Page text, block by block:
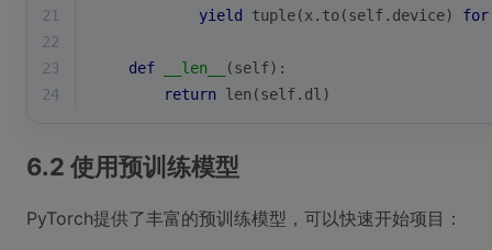
21
yield tuple(x.to(self.device) for
22
23
def __len__ (self):
24
return len (self.dl)
6.2 使用预训练模型
PyTorch提供了丰富的预训练模型，可以快速开始项目：